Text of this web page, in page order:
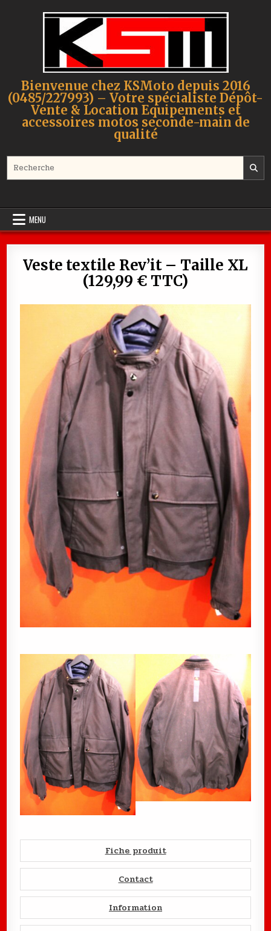
Bienvenue chez KSMoto depuis 2016
(0485/227993) – Votre spécialiste Dépôt-
Vente & Location Equipements et
accessoires motos seconde-main de
qualité
MENU
Veste textile Rev’it – Taille XL
(129,99 € TTC)
Fiche produit
Contact
Information